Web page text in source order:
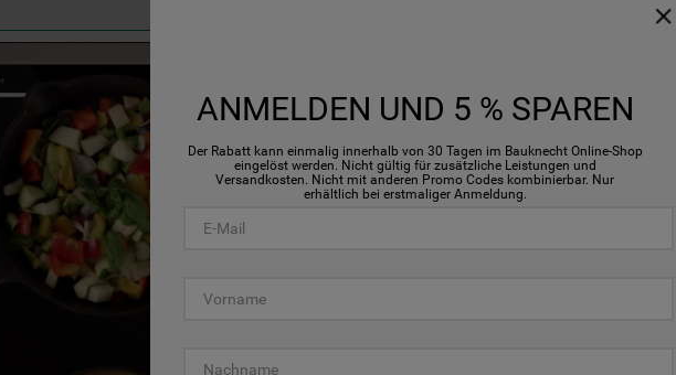
Flexi Duo
Durch Aktivieren
ANMELDEN UND 5 % SPAREN
Der Rabatt kann einmalig innerhalb von 30 Tagen im Bauknecht Online-Shop
eingelöst werden. Nicht gültig für zusätzliche Leistungen und
Versandkosten. Nicht mit anderen Promo Codes kombinierbar. Nur
erhältlich bei erstmaliger Anmeldung.